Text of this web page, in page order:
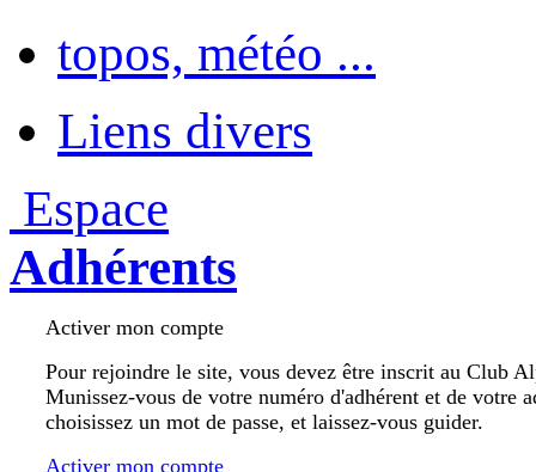
topos, météo ...
Liens divers
Espace
Adhérents
Activer mon compte
Pour rejoindre le site, vous devez être inscrit au Club
Munissez-vous de votre numéro d'adhérent et de votre
choisissez un mot de passe, et laissez-vous guider.
Activer mon compte